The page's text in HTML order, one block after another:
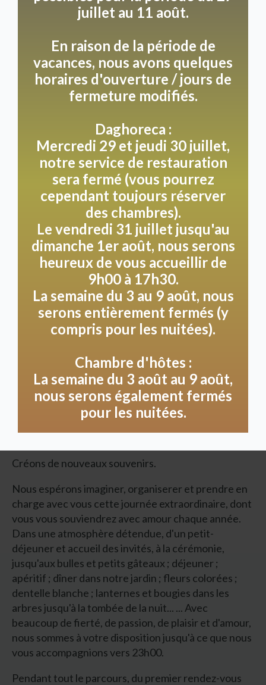
Villa Heidetuin – un lieu idyllique et intime avec une
touche de France, nichée à l'orée des bois et un
Créons de nouveaux souvenirs.
Nous espérons imaginer, organiserer et prendre en
charge avec vous cette journée extraordinaire, dont
vous vous souviendrez avec amour chaque année.
Dans une atmosphère détendue, d'un petit-
déjeuner et accueil des invités, à la cérémonie,
jusqu'aux bulles et petits gâteaux ; déjeuner ;
apéritif ; dîner dans notre jardin ; fleurs colorées ;
dentelle blanche ; lanternes et bougies dans les
arbres jusqu'à la tombée de la nuit... ... Avec
beaucoup de fierté, de passion, de plaisir et d'amour,
nous sommes à votre disposition jusqu'à ce que nous
vous accompagnions vers 23h00.
Pendant tout le parcours, du premier rendez-vous
juillet au 11 août.
En raison de la période de
vacances, nous avons quelques
horaires d'ouverture / jours de
fermeture modifiés.
Daghoreca :
Mercredi 29 et jeudi 30 juillet,
notre service de restauration
sera fermé (vous pourrez
cependant toujours réserver
des chambres).
Le vendredi 31 juillet jusqu'au
dimanche 1er août, nous serons
heureux de vous accueillir de
9h00 à 17h30.
La semaine du 3 au 9 août, nous
serons entièrement fermés (y
compris pour les nuitées).
Chambre d'hôtes :
La semaine du 3 août au 9 août,
nous serons également fermés
pour les nuitées.